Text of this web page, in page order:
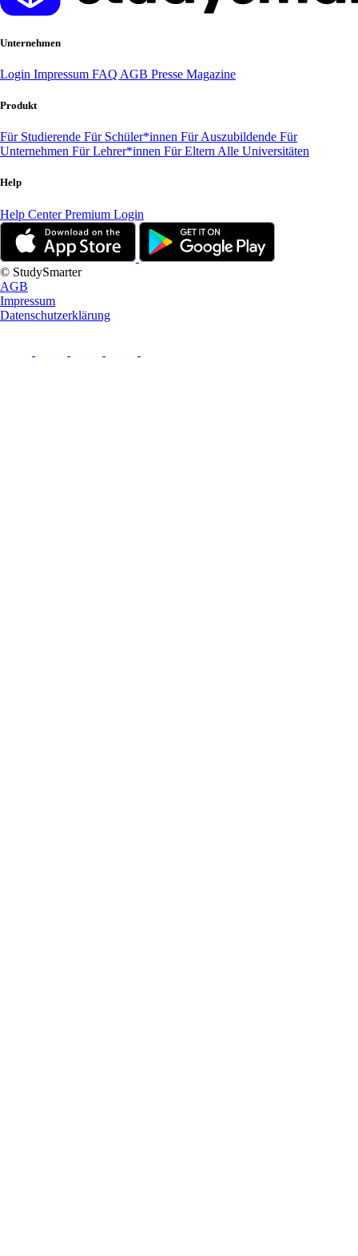
Unternehmen
Login Impressum FAQ AGB Presse Magazine
Produkt
Für Studierende Für Schüler*innen Für Auszubildende Für
Unternehmen Für Lehrer*innen Für Eltern Alle Universitäten
Help
Help CenterPremium Login
© StudySmarter
AGB
Impressum
Datenschutzerklärung